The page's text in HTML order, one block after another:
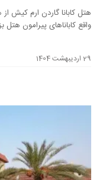
هتل کابانا گاردن ارم
واقع کاباناهای پیرامون
29 اردیبهشت 1404